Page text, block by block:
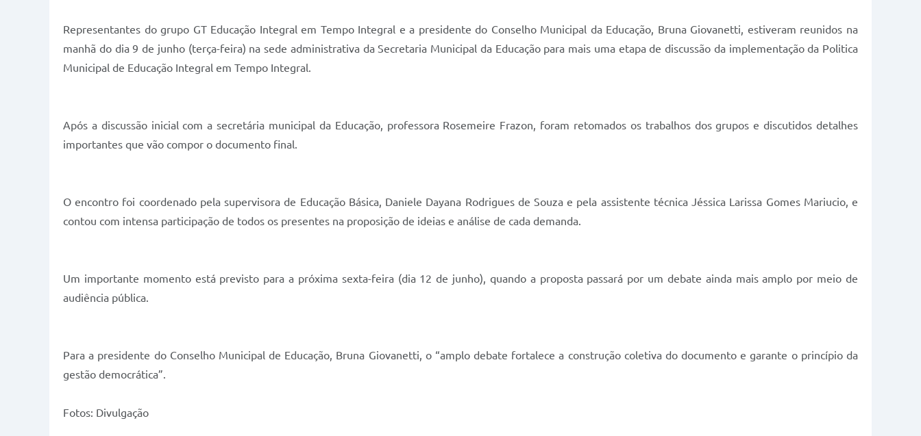
Representantes do grupo GT Educação Integral em Tempo Integral e a presidente do Conselho Municipal da Educação, Bruna Giovanetti, estiveram reunidos na
manhã do dia 9 de junho (terça-feira) na sede administrativa da Secretaria Municipal da Educação para mais uma etapa de discussão da implementação da Politica
Municipal de Educação Integral em Tempo Integral.
Após a discussão inicial com a secretária municipal da Educação, professora Rosemeire Frazon, foram retomados os trabalhos dos grupos e discutidos detalhes
importantes que vão compor o documento final.
O encontro foi coordenado pela supervisora de Educação Básica, Daniele Dayana Rodrigues de Souza e pela assistente técnica Jéssica Larissa Gomes Mariucio, e
contou com intensa participação de todos os presentes na proposição de ideias e análise de cada demanda.
Um importante momento está previsto para a próxima sexta-feira (dia 12 de junho), quando a proposta passará por um debate ainda mais amplo por meio de
audiência pública.
Para a presidente do Conselho Municipal de Educação, Bruna Giovanetti, o “amplo debate fortalece a construção coletiva do documento e garante o princípio da
gestão democrática”.
Fotos: Divulgação